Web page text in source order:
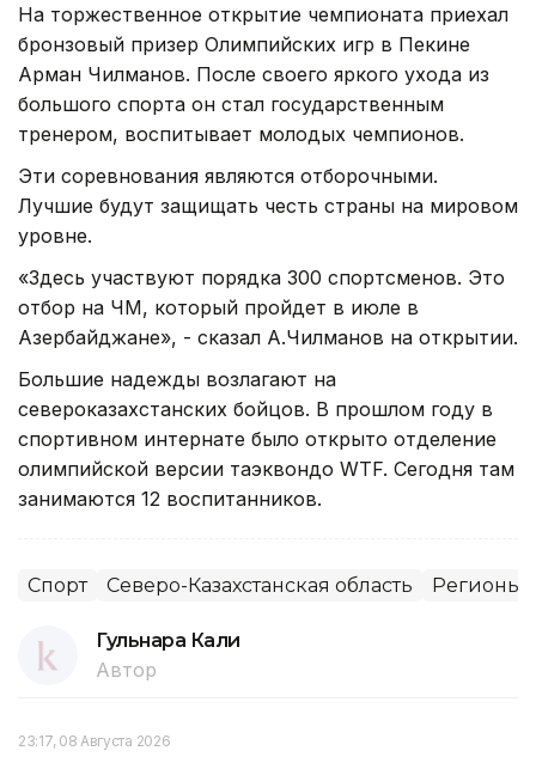
На торжественное открытие чемпионата приехал
бронзовый призер Олимпийских игр в Пекине
Арман Чилманов. После своего яркого ухода из
большого спорта он стал государственным
тренером, воспитывает молодых чемпионов.
Эти соревнования являются отборочными.
Лучшие будут защищать честь страны на мировом
уровне.
«Здесь участвуют порядка 300 спортсменов. Это
отбор на ЧМ, который пройдет в июле в
Азербайджане», - сказал А.Чилманов на открытии.
Большие надежды возлагают на
североказахстанских бойцов. В прошлом году в
спортивном интернате было открыто отделение
олимпийской версии таэквондо WTF. Сегодня там
занимаются 12 воспитанников.
Спорт Северо-Казахстанская область Регионы
Гульнара Кали
Автор
23:17, 08 Августа 2026